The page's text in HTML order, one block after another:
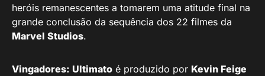
heróis remanescentes a tomarem uma atitude final na
grande conclusão da sequência dos 22 filmes da
Marvel Studios.
Vingadores: Ultimato é produzido por Kevin Feige